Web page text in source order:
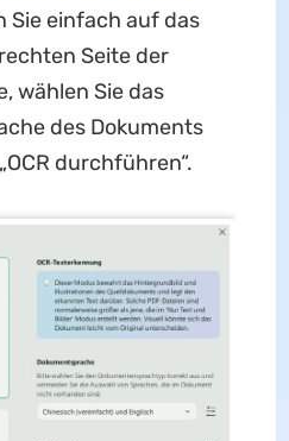
Sie einfach auf das
Seite der
wählen Sie das
des Dokuments
durchführen“.